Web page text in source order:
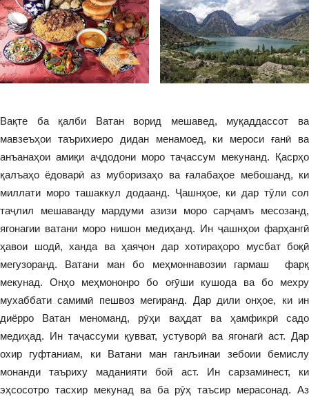
Вақте ба қалби Ватан ворид мешавед, муқаддассот ва
мавзеъҳои таърихиеро дидан менамоед, ки мероси ғанӣ ва
анъанаҳои амиқи аҷдодони моро таҷассум мекунанд. Қасрҳо
қалъаҳо ёдоварӣ аз муборизаҳо ва ғалабаҳое мебошанд, ки
миллати моро ташаккул додаанд. Ҷашнҳое, ки дар тӯли сол
таҷлил мешаванду мардуми азизи моро сарҷамъ месозанд,
ягонагии ватани моро нишон медиҳанд. Ин ҷашнҳои фарҳангӣ
ҳавои шодӣ, ханда ва ҳаяҷон дар хотираҳоро мусбат боқӣ
мегузоранд. Ватани ман бо меҳмоннавозии гармаш фарқ
мекунад. Онҳо меҳмононро бо оғӯши кушода ва бо мехру
мухаббати самимӣ пешвоз мегиранд. Дар дили онҳое, ки ин
диёрро Ватан меноманд, рӯҳи ваҳдат ва ҳамфикрӣ садо
медиҳад. Ин таҷассуми қувват, устуворӣ ва ягонагӣ аст. Дар
охир гуфтаниам, ки Ватани ман ганљинаи зебоии бемислу
монанди таъриху маданияти бой аст. Ин сарзаминест, ки
эҳсосотро тасхир мекунад ва ба рӯҳ таъсир мерасонад. Аз